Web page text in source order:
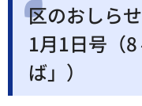
区のおしら
1月1日号（
ば」）